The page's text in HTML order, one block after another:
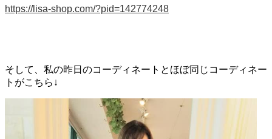
https://lisa-shop.com/?pid=142774248
そして、私の昨日のコーディネートとほぼ同じコーディネー
トがこちら↓